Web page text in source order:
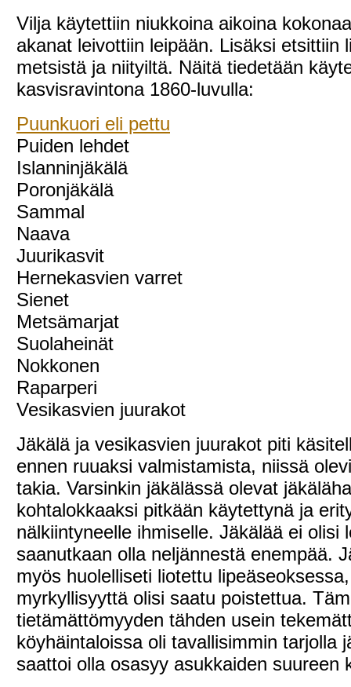
Vilja käytettiin niukkoina aikoina
akanat leivottiin leipään. Lisäksi etsittiin
metsistä ja niityiltä. Näitä tiedetään
kasvisravintona 1860-luvulla:
Puunkuori eli pettu
Puiden lehdet
Islanninjäkälä
Poronjäkälä
Sammal
Naava
Juurikasvit
Hernekasvien varret
Sienet
Metsämarjat
Suolaheinät
Nokkonen
Raparperi
Vesikasvien juurakot
Jäkälä ja vesikasvien juurakot piti
ennen ruuaksi valmistamista, niissä
takia. Varsinkin jäkälässä olevat
kohtalokkaaksi pitkään käytettynä ja
nälkiintyneelle ihmiselle. Jäkälää ei olisi
saanutkaan olla neljännestä enempää.
myös huolelliseti liotettu
myrkyllisyyttä olisi saatu poistettua.
tietämättömyyden tähden usein
köyhäintaloissa oli tavallisimmin tarjolla
saattoi olla osasyy asukkaiden suureen